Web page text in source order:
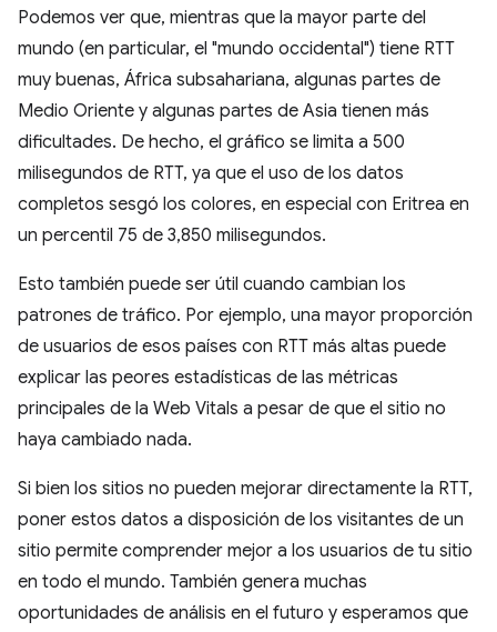
Podemos ver que, mientras que la mayor parte del
mundo (en particular, el "mundo occidental") tiene RTT
muy buenas, África subsahariana, algunas partes de
Medio Oriente y algunas partes de Asia tienen más
dificultades. De hecho, el gráfico se limita a 500
milisegundos de RTT, ya que el uso de los datos
completos sesgó los colores, en especial con Eritrea en
un percentil 75 de 3,850 milisegundos.
Esto también puede ser útil cuando cambian los
patrones de tráfico. Por ejemplo, una mayor proporción
de usuarios de esos países con RTT más altas puede
explicar las peores estadísticas de las métricas
principales de la Web Vitals a pesar de que el sitio no
haya cambiado nada.
Si bien los sitios no pueden mejorar directamente la RTT,
poner estos datos a disposición de los visitantes de un
sitio permite comprender mejor a los usuarios de tu sitio
en todo el mundo. También genera muchas
oportunidades de análisis en el futuro y esperamos que